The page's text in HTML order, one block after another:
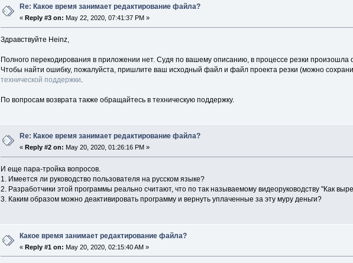
Re: Какое время занимает редактирование файла?
«Reply #3 on: May 22, 2020, 07:41:37 PM »
Здравствуйте Heinz,
Полного перекодирования в приложении нет. Судя по вашему описанию, в процессе резки произошла
Чтобы найти ошибку, пожалуйста, пришлите ваш исходный файл и файл проекта резки (можно
технической поддержки.
По вопросам возврата также обращайтесь в техническую поддержку.
Re: Какое время занимает редактирование файла?
« Reply #2 on: May 20, 2020, 01:26:16 PM »
И еще пара-тройка вопросов.
1. Имеется ли руководство пользователя на русском языке?
2. Разработчики этой программы реально считают, что по так называемому видеоруководству "Как
3. Каким образом можно деактивировать программу и вернуть уплаченные за эту муру деньги?
Какое время занимает редактирование файла?
«Reply #1 on: May 20, 2020, 02:15:40 AM »